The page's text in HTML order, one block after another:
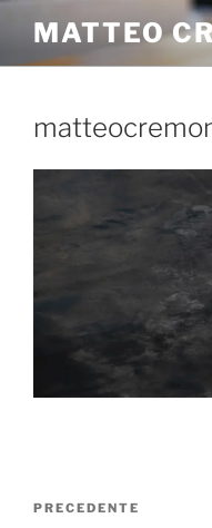
MATTEO
PRECEDENTE